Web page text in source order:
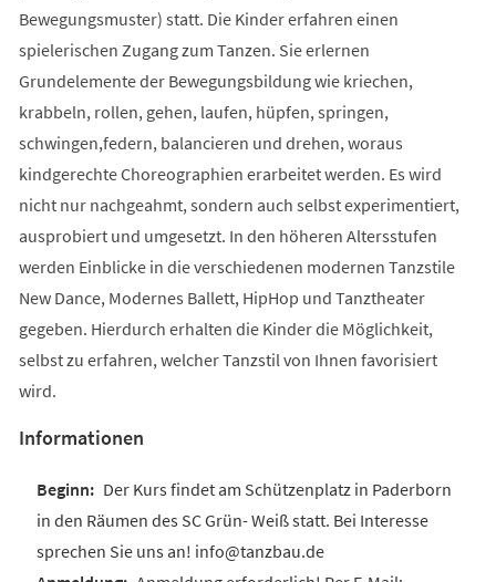
Bewegungsmuster) statt. Die Kinder erfahren einen
spielerischen Zugang zum Tanzen. Sie erlernen
Grundelemente der Bewegungsbildung wie kriechen,
krabbeln, rollen, gehen, laufen, hüpfen, springen,
schwingen,federn, balancieren und drehen, woraus
kindgerechte Choreographien erarbeitet werden. Es wird
nicht nur nachgeahmt, sondern auch selbst experimentiert,
ausprobiert und umgesetzt. In den höheren Altersstufen
werden Einblicke in die verschiedenen modernen Tanzstile
New Dance, Modernes Ballett, HipHop und Tanztheater
gegeben. Hierdurch erhalten die Kinder die Möglichkeit,
selbst zu erfahren, welcher Tanzstil von Ihnen favorisiert
wird.
Informationen
Der Kurs findet am Schützenplatz in Paderborn
in den Räumen des SC Grün- Weiß statt. Bei Interesse
sprechen Sie uns an! info@tanzbau.de